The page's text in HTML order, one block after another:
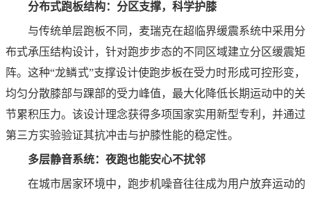
分布式跑板结构：分区支撑，科学护膝
与传统单层跑板不同，麦瑞克在超临界缓震系统中采用分
布式承压结构设计，针对跑步步态的不同区域建立分区缓震矩
阵。这种“龙鳞式”支撑设计使跑步板在受力时形成可控形变，
均匀分散膝部与踝部的受力峰值，最大化降低长期运动中的关
节累积压力。该设计理念获得多项国家实用新型专利，并通过
第三方实验验证其抗冲击与护膝性能的稳定性。
多层静音系统：夜跑也能安心不扰邻
在城市居家环境中，跑步机噪音往往成为用户放弃运动的